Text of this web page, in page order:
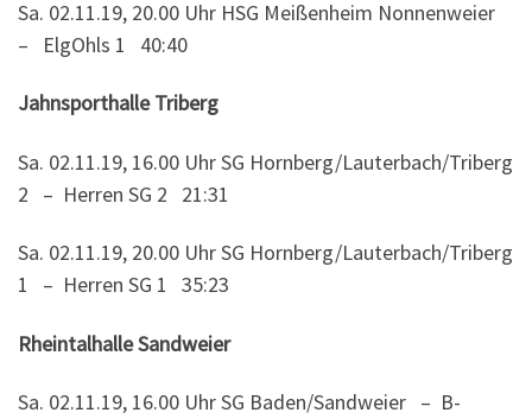
Sa. 02.11.19, 20.00 Uhr HSG Meißenheim Nonnenweier
– ElgOhls 1 40:40
Jahnsporthalle Triberg
Sa. 02.11.19, 16.00 Uhr SG Hornberg/Lauterbach/Triberg
2 – Herren SG 2 21:31
Sa. 02.11.19, 20.00 Uhr SG Hornberg/Lauterbach/Triberg
1 – Herren SG 1 35:23
Rheintalhalle Sandweier
Sa. 02.11.19, 16.00 Uhr SG Baden/Sandweier – B-